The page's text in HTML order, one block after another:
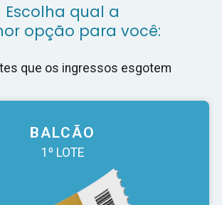
Escolha qual a
opção para você:
que os ingressos esgotem
BALCÃO
1º LOTE